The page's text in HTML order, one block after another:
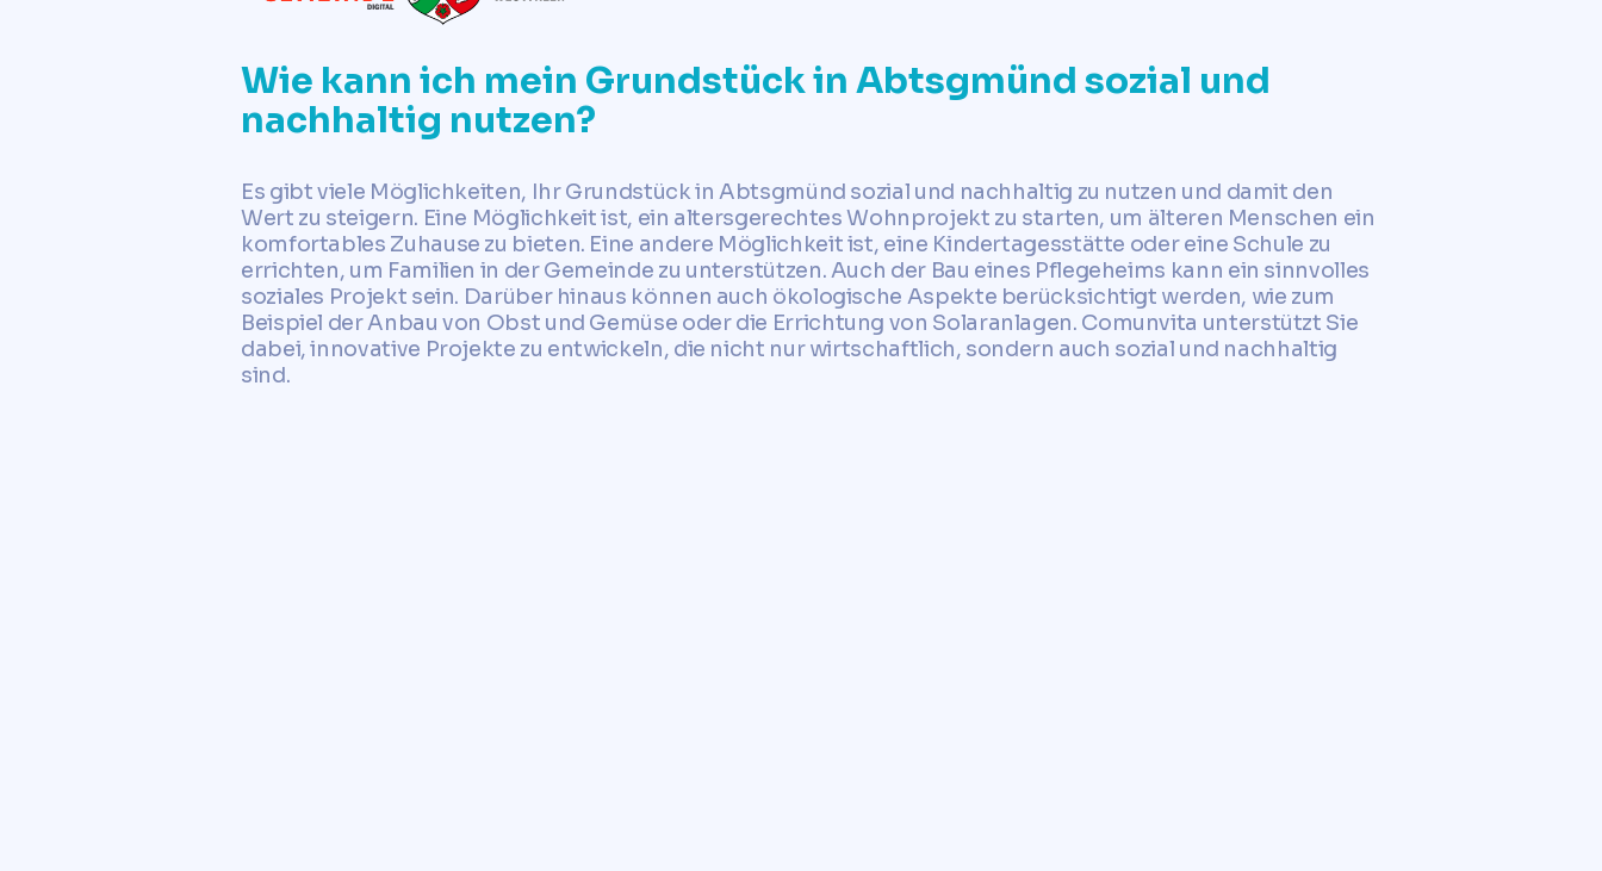
Wie kann ich mein Grundstück in Abtsgmünd sozial und
nachhaltig nutzen?
Es gibt viele Möglichkeiten, Ihr Grundstück in Abtsgmünd sozial und nachhaltig zu nutzen und damit den
Wert zu steigern. Eine Möglichkeit ist, ein altersgerechtes Wohnprojekt zu starten, um älteren Menschen ein
komfortables Zuhause zu bieten. Eine andere Möglichkeit ist, eine Kindertagesstätte oder eine Schule zu
errichten, um Familien in der Gemeinde zu unterstützen. Auch der Bau eines Pflegeheims kann ein sinnvolles
soziales Projekt sein. Darüber hinaus können auch ökologische Aspekte berücksichtigt werden, wie zum
Beispiel der Anbau von Obst und Gemüse oder die Errichtung von Solaranlagen. Comunvita unterstützt Sie
dabei, innovative Projekte zu entwickeln, die nicht nur wirtschaftlich, sondern auch sozial und nachhaltig
sind.